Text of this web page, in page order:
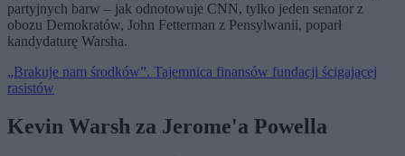
partyjnych barw – jak odnotowuje CNN, tylko jeden senator z
obozu Demokratów, John Fetterman z Pensylwanii, poparł
kandydaturę Warsha.
„Brakuje nam środków”. Tajemnica finansów fundacji ścigającej
rasistów
Kevin Warsh za Jerome'a Powella